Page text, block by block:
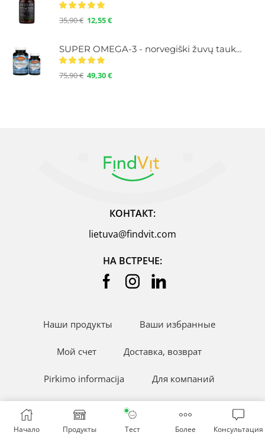
35,90€ 12,55€
SUPER OMEGA-3 - norvegiški žuvų taukai su Omega-3, didelė koncentracija, 100+30 kapsulių
75,90€ 49,30€
КОНТАКТ:
lietuva@findvit.com
НА ВСТРЕЧЕ:
Наши продукты Ваши избранные
Мой счет Доставка, возврат
Pirkimo informacija Для компаний
FindVit Varle.lt
Начало Продукты Тест Более Консультация